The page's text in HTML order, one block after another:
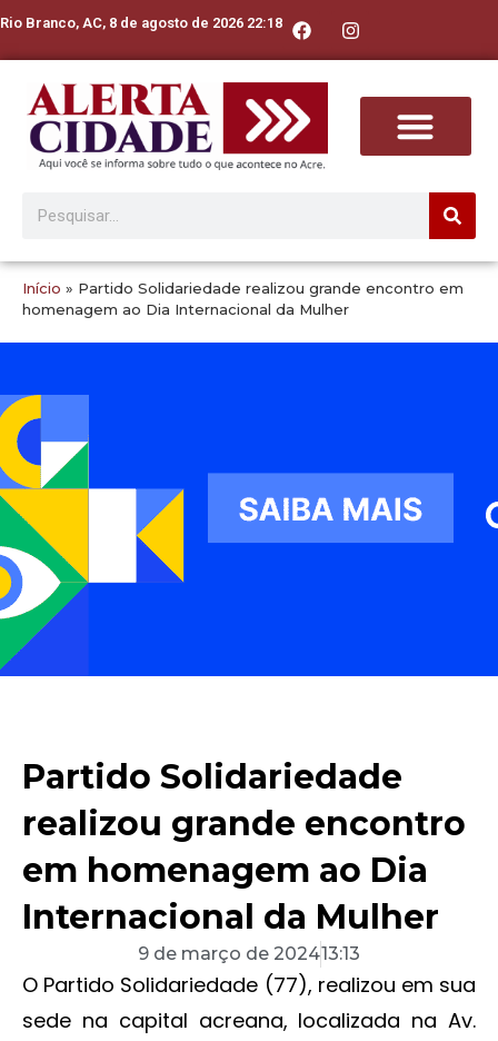
Rio Branco, AC, 8 de agosto de 2026 22:18
Início » Partido Solidariedade realizou grande encontro em
homenagem ao Dia Internacional da Mulher
Partido Solidariedade
realizou grande encontro
em homenagem ao Dia
Internacional da Mulher
9 de março de 202413:13
O Partido Solidariedade (77), realizou em sua
sede na capital acreana, localizada na Av.